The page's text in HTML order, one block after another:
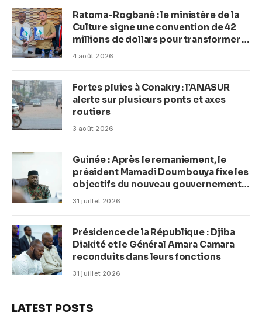
Ratoma-Rogbanè : le ministère de la
Culture signe une convention de 42
millions de dollars pour transformer la
plage en complexe balnéaire
4 août 2026
Fortes pluies à Conakry : l’ANASUR
alerte sur plusieurs ponts et axes
routiers
3 août 2026
Guinée : Après le remaniement, le
président Mamadi Doumbouya fixe les
objectifs du nouveau gouvernement
(CM)
31 juillet 2026
Présidence de la République : Djiba
Diakité et le Général Amara Camara
reconduits dans leurs fonctions
31 juillet 2026
LATEST POSTS